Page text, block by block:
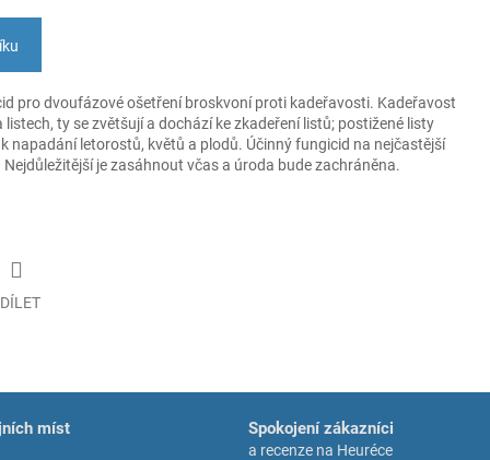
pro dvoufázové ošetření broskvoní proti kadeřavosti. Kadeřavost
ty se zvětšují a dochází ke zkadeření listů; postižené listy
napadání letorostů, květů a plodů. Účinný fungicid na nejčastější
je zasáhnout včas a úroda bude zachráněna.
míst Spokojení zákazníci
a recenze na Heuréce